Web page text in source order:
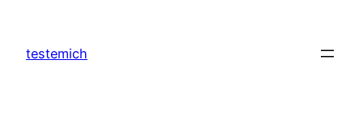
springen
testemich